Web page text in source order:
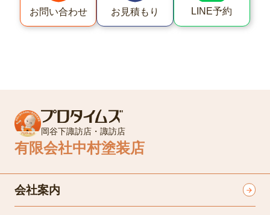
お問い合わせ お見積もり LINE予約
岡谷下諏訪店・諏訪店
有限会社中村塗装店
会社案内